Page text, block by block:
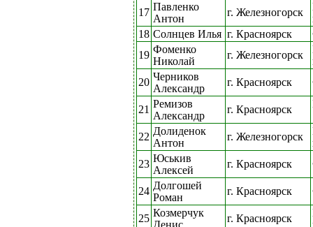
17 Павленко
Антон
г. Железногорск
18 Солнцев Илья г. Красноярск
19 Фоменко
Николай
г. Железногорск
20 Черников
Александр
г. Красноярск
21 Ремизов
Александр
г. Красноярск
22 Долиденок
Антон
г. Железногорск
23 Юськив
Алексей
г. Красноярск
24 Долгошей
Роман
г. Красноярск
25 Козмерчук
г. Красноярск